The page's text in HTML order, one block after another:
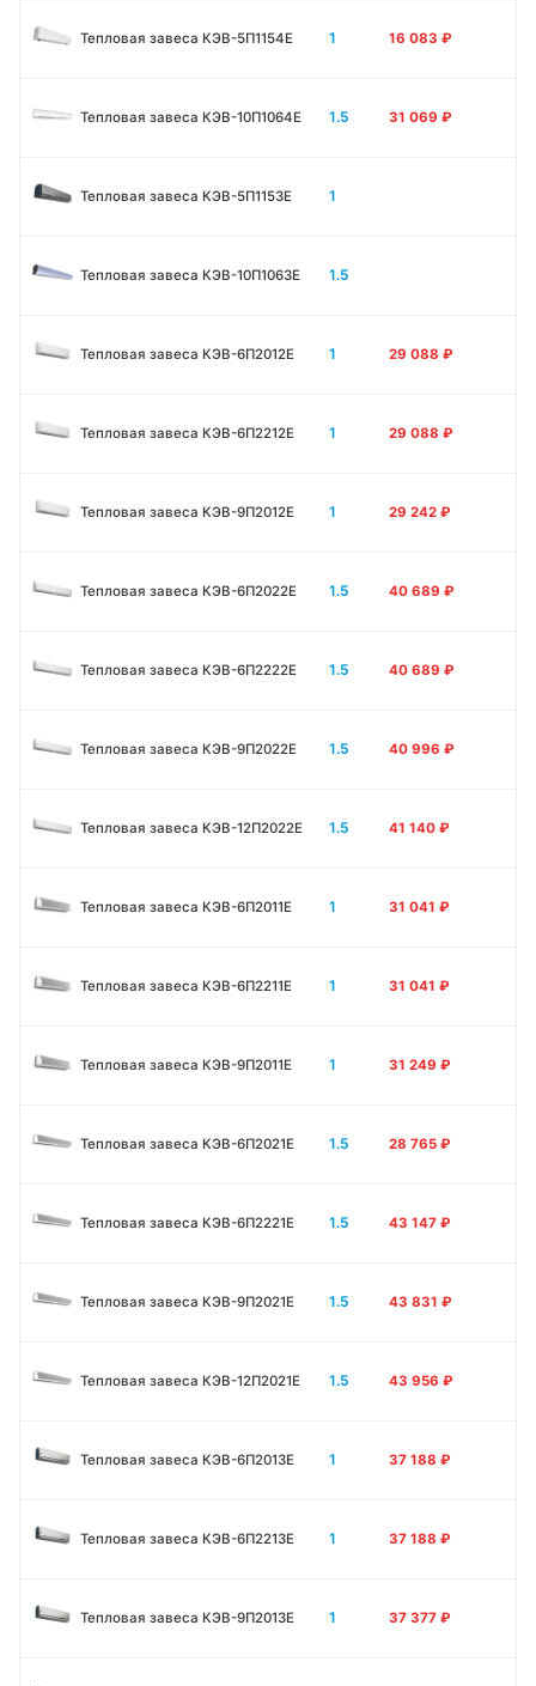
Тепловая завеса КЭВ-5П1154E 1 16 083 ₽
Тепловая завеса КЭВ-10П1064E 1.5 31 069 ₽
Тепловая завеса КЭВ-5П1153E 1
Тепловая завеса КЭВ-10П1063E 1.5
Тепловая завеса КЭВ-6П2012Е 1 29 088 ₽
Тепловая завеса КЭВ-6П2212Е 1 29 088 ₽
Тепловая завеса КЭВ-9П2012Е 1 29 242 ₽
Тепловая завеса КЭВ-6П2022Е 1.5 40 689 ₽
Тепловая завеса КЭВ-6П2222Е 1.5 40 689 ₽
Тепловая завеса КЭВ-9П2022Е 1.5 40 996 ₽
Тепловая завеса КЭВ-12П2022Е 1.5 41 140 ₽
Тепловая завеса КЭВ-6П2011E 1 31 041 ₽
Тепловая завеса КЭВ-6П2211E 1 31 041 ₽
Тепловая завеса КЭВ-9П2011E 1 31 249 ₽
Тепловая завеса КЭВ-6П2021E 1.5 28 765 ₽
Тепловая завеса КЭВ-6П2221E 1.5 43 147 ₽
Тепловая завеса КЭВ-9П2021E 1.5 43 831 ₽
Тепловая завеса КЭВ-12П2021E 1.5 43 956 ₽
Тепловая завеса КЭВ-6П2013E 1 37 188 ₽
Тепловая завеса КЭВ-6П2213Е 1 37 188 ₽
Тепловая завеса КЭВ-9П2013E 1 37 377 ₽